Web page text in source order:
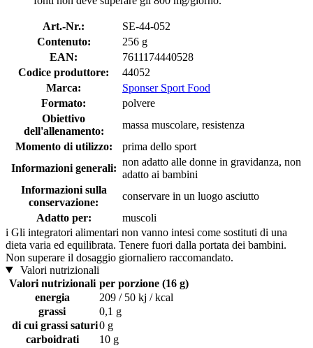
Art.-Nr.:
SE-44-052
Contenuto:
256 g
EAN:
7611174440528
Codice produttore:
44052
Marca:
Sponser Sport Food
Formato:
polvere
Obiettivo
dell'allenamento:
massa muscolare, resistenza
Momento di utilizzo:
prima dello sport
Informazioni generali:
non adatto alle donne in gravidanza, non
adatto ai bambini
Informazioni sulla
conservazione:
conservare in un luogo asciutto
Adatto per:
muscoli
i Gli integratori alimentari non vanno intesi come sostituti di una
dieta varia ed equilibrata. Tenere fuori dalla portata dei bambini.
Non superare il dosaggio giornaliero raccomandato.
Valori nutrizionali
Valori nutrizionali per porzione (16 g)
energia
209 / 50 kj / kcal
grassi
0,1 g
di cui grassi saturi0 g
carboidrati
10 g